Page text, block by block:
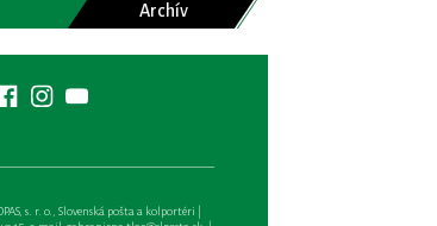
Archív
s. r. o., Slovenská pošta a kolportéri |